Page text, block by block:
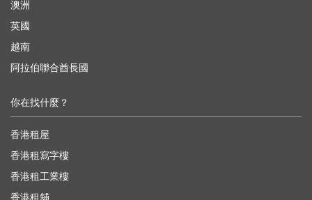
澳洲
英國
越南
阿拉伯聯合酋長國
你在找什麼？
香港租屋
香港租寫字樓
香港租工業樓
香港租舖